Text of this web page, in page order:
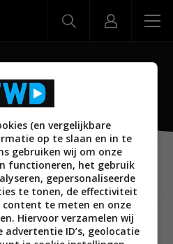
Canto
AUDIO 05 OKTOBER 2021
by Bel Canto – Voor
(en vergelijkbare
op te slaan en in te
gebruiken wij om onze
functioneren, het gebruik
gepersonaliseerde
te tonen, de effectiviteit
te meten en onze
Hiervoor verzamelen wij
advertentie ID’s, geolocatie